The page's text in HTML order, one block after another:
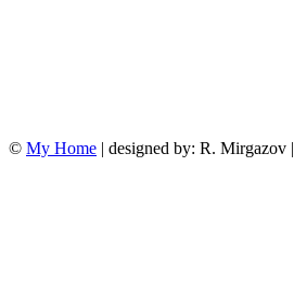
© My Home | designed by: R. Mirgazov |